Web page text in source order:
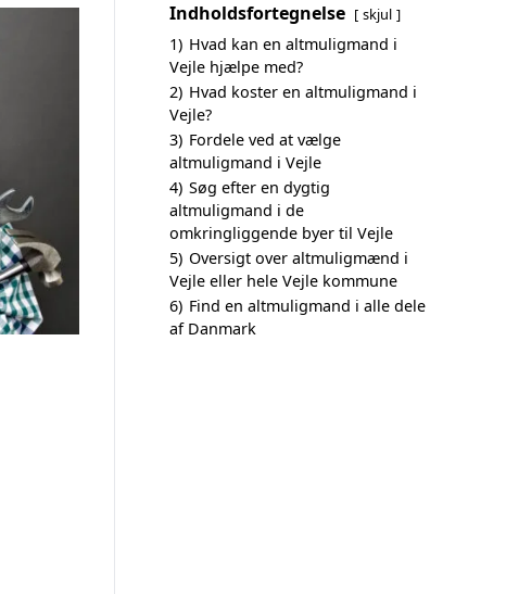
Indholdsfortegnelse skjul
1) Hvad kan en altmuligmand i
Vejle hjælpe med?
2) Hvad koster en altmuligmand i
Vejle?
3) Fordele ved at vælge
altmuligmand i Vejle
4) Søg efter en dygtig
altmuligmand i de
omkringliggende byer til Vejle
5) Oversigt over altmuligmænd i
Vejle eller hele Vejle kommune
6) Find en altmuligmand i alle dele
af Danmark